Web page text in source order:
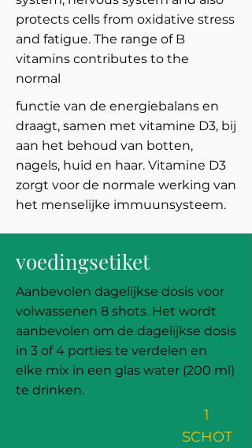
protects cells from oxidative stress
and fatigue. The range of B
vitamins contributes to the
normal
functie van de energiebalans en
draagt, samen met vitamine D3, bij
aan het behoud van botten,
nagels, huid en haar. Vitamine D3
zorgt voor de normale werking van
het menselijke immuunsysteem.
voedingsetiket
Aanbevolen dagelijkse dosis voor
volwassenen 8 shots. Het wordt
aanbevolen om de dagelijkse dosis
in 3 of 4 porties te verdelen en
elke mix in een glas water (200 ml)
te drinken.
1
SCHOT